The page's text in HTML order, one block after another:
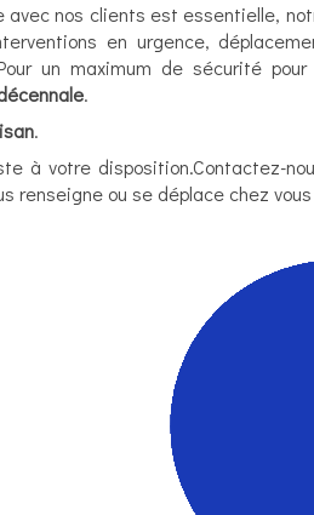
avec nos clients est essentielle,
en urgence,
un maximum de sécurité
.
.
à votre disposition.Contactez-
renseigne ou se déplace chez